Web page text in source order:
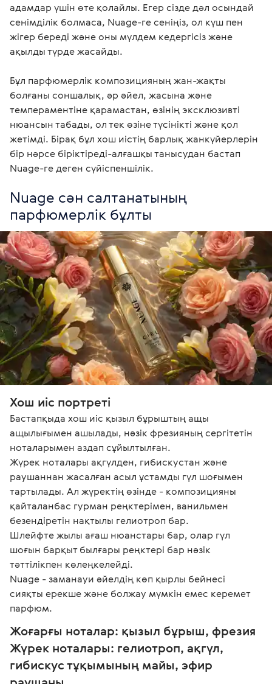
адамдар үшін өте қолайлы. Егер сізде дәл осындай
сенімділік болмаса, Nuage-ге сеніңіз, ол күш пен
жігер береді және оны мүлдем кедергісіз және
ақылды түрде жасайды.
Бұл парфюмерлік композицияның жан-жақты
болғаны соншалық, әр әйел, жасына және
темпераментіне қарамастан, өзінің эксклюзивті
нюансын табады, ол тек өзіне түсінікті және қол
жетімді. Бірақ бұл хош иістің барлық жанкүйерлерін
бір нәрсе біріктіреді-алғашқы танысудан бастап
Nuage-ге деген сүйіспеншілік.
Nuage сән салтанатының
парфюмерлік бұлты
Хош иіс портреті
Бастапқыда хош иіс қызыл бұрыштың ащы
ащылығымен ашылады, нәзік фрезияның сергітетін
ноталарымен аздап сұйылтылған.
Жүрек ноталары ақгүлден, гибискустан және
раушаннан жасалған асыл ұстамды гүл шоғымен
тартылады. Ал жүректің өзінде - композицияны
қайталанбас гурман реңктерімен, ванильмен
безендіретін нақтылы гелиотроп бар.
Шлейфте жылы ағаш нюанстары бар, олар гүл
шоғын барқыт былғары реңктері бар нәзік
тәттілікпен көлеңкелейді.
Nuage - заманауи әйелдің көп қырлы бейнесі
сияқты ерекше және болжау мүмкін емес керемет
парфюм.
Жоғарғы ноталар: қызыл бұрыш, фрезия
Жүрек ноталары: гелиотроп, ақгүл,
гибискус тұқымының майы, эфир